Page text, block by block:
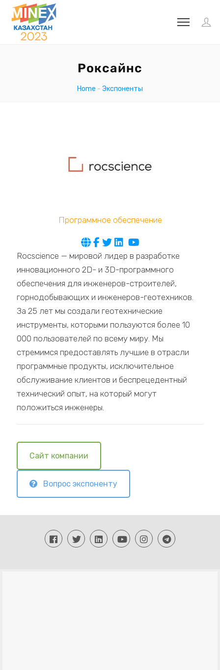
Роксайнс
Home - Экспоненты
Программное обеспечение
Rocscience — мировой лидер в разработке
инновационного 2D- и 3D-программного
обеспечения для инженеров-строителей,
горнодобывающих и инженеров-геотехников.
За 25 лет мы создали геотехнические
инструменты, которыми пользуются более 10
000 пользователей по всему миру. Мы
стремимся предоставлять лучшие в отрасли
программные продукты, исключительное
обслуживание клиентов и беспрецедентный
технический опыт, на который могут
положиться инженеры.
Сайт компании
Вопрос экспоненту